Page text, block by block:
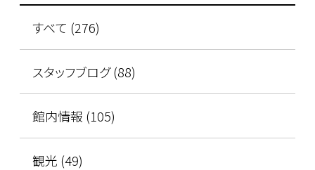
すべて (276)
スタッフブログ (88)
館内情報 (105)
観光 (49)